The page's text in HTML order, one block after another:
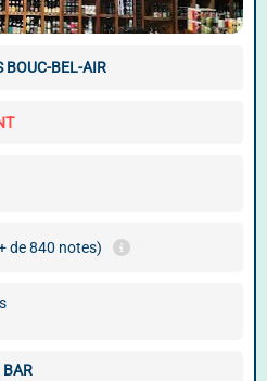
BOUC-BEL-AIR
de 840 notes)
BAR